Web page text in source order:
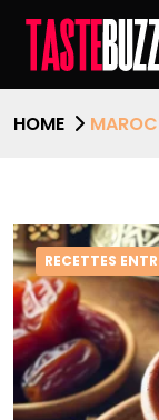
HOME MAROC
RECETTES